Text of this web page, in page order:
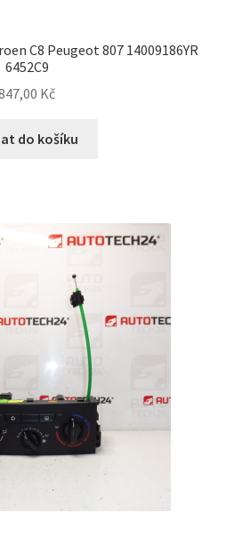
C8 Peugeot 807 14009186YR
6452C9
Kč
do košíku